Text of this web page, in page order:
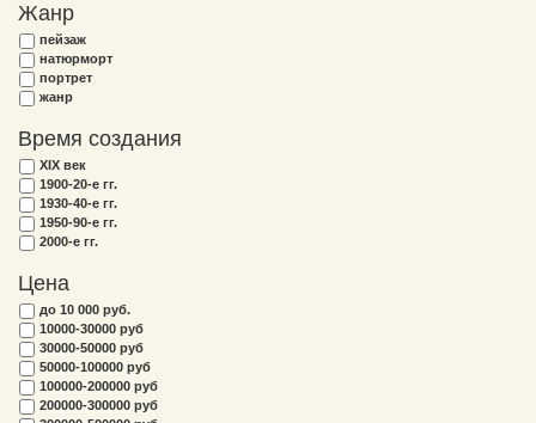
Жанр
пейзаж
натюрморт
портрет
жанр
Время создания
XIX век
1900-20-е гг.
1930-40-е гг.
1950-90-е гг.
2000-е гг.
Цена
до 10 000 руб.
10000-30000 руб
30000-50000 руб
50000-100000 руб
100000-200000 руб
200000-300000 руб